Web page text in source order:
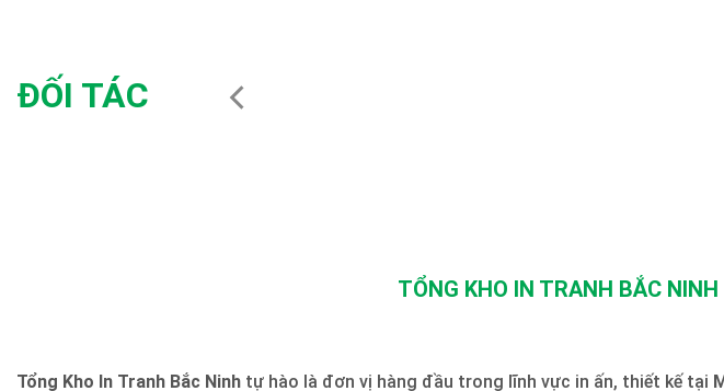
ĐỐI TÁC
TỔNG KHO IN TRANH BẮC
Tổng Kho In Tranh Bắc Ninh tự hào là đơn vị hàng đầu trong lĩnh vực in ấn, thiết kế tại